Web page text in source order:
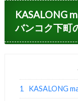
KASALONG
バンコク下町
1 KASALONG